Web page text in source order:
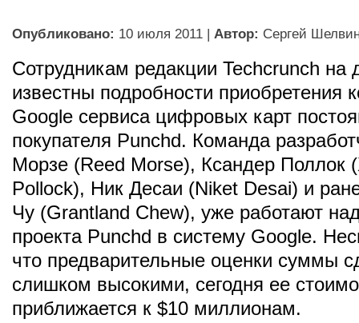
Опубликовано: 10 июля 2011 | Автор: Сергей
Сотрудникам редакции Techcrunch на
известны подробности приобретения
Google сервиса цифровых карт
покупателя Punchd. Команда
Морзе (Reed Morse), Ксандер Поллок
Pollock), Ник Десаи (Niket Desai) и
Чу (Grantland Chew), уже работают
проекта Punchd в систему Google.
что предварительные оценки суммы
слишком высокими, сегодня ее
приближается к $10 миллионам.